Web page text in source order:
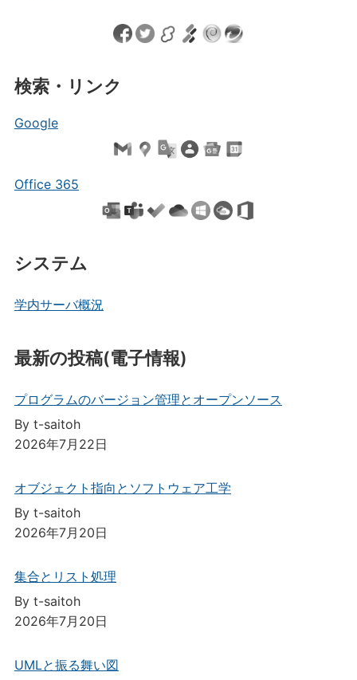
検索・リンク
Google
Office 365
システム
学内サーバ概況
最新の投稿(電子情報)
プログラムのバージョン管理とオープンソース
By t-saitoh
2026年7月22日
オブジェクト指向とソフトウェア工学
By t-saitoh
2026年7月20日
集合とリスト処理
By t-saitoh
2026年7月20日
UMLと振る舞い図